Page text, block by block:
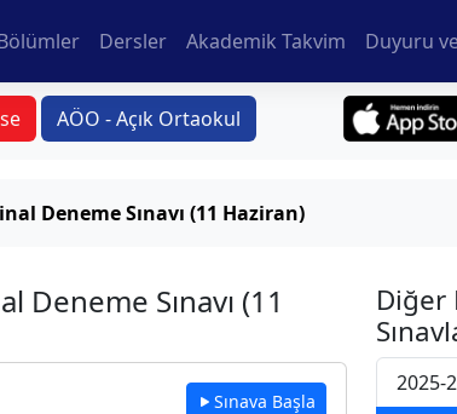
Dersler Akademik Takvim Duyuru
AÖO - Açık Ortaokul
Deneme Sınavı (11 Haziran)
Deneme Sınavı (11
Sınava Başla
Diğer
2025-